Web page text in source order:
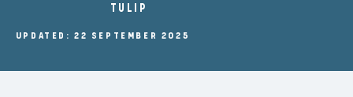
TULIP
UPDATED: 22 SEPTEMBER 2025